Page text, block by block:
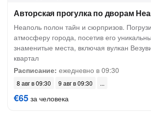
Авторская прогулка по дворам
Неаполь полон тайн и сюрпризов.
атмосферу города, посетив его
знаменитые места, включая вулкан
квартал
Расписание: ежедневно в 09:30
8 авг в 09:30 9 авг в 09:30
€65 за человека